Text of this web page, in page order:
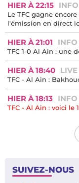
HIER À 22:15 INFO
Le TFC gagne
l'émission en direct
HIER À 21:01 INFO
TFC 1-0 Al Ain : une
HIER À 18:40 LIVE
TFC - Al Ain :
HIER À 18:13 INFO
TFC - Al Ain : voici le
SUIVEZ-NOUS